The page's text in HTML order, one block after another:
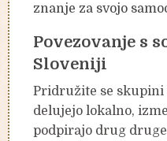
znanje za svojo
Povezovanje s
Sloveniji
Pridružite se skupini
delujejo lokalno,
podpirajo drug